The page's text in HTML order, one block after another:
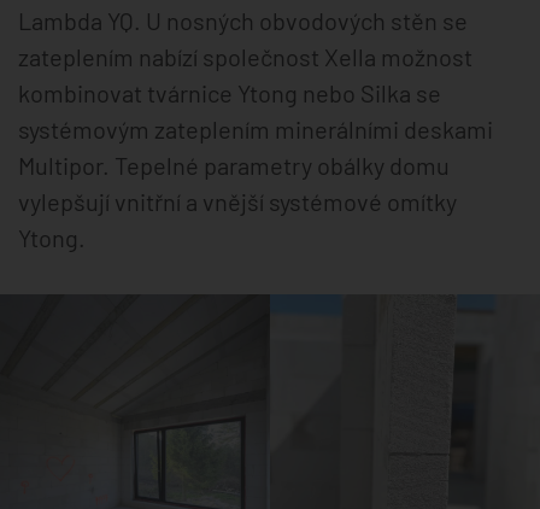
Lambda YQ. U nosných obvodových stěn se
zateplením nabízí společnost Xella možnost
kombinovat tvárnice Ytong nebo Silka se
systémovým zateplením minerálními deskami
Multipor. Tepelné parametry obálky domu
vylepšují vnitřní a vnější systémové omítky
Ytong.